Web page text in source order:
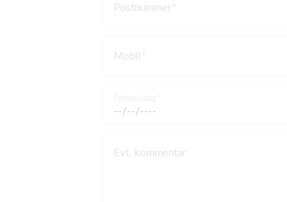
Postnummer
Mobil
Evt. kommentar